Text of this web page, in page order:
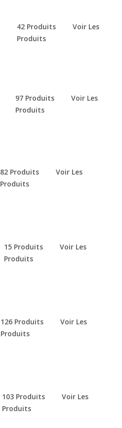
42 Produits
Voir Les
Produits
97 Produits
Voir Les
Produits
82 Produits
Voir Les
Produits
15 Produits
Voir Les
Produits
126 Produits
Voir Les
Produits
103 Produits
Voir Les
Produits